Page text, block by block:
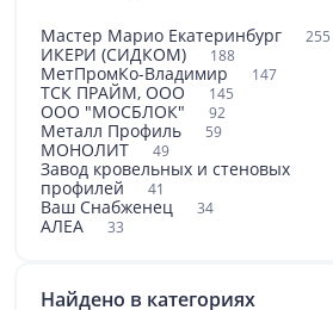
Мастер Марио Екатеринбург 255
ИКЕРИ (СИДКОМ) 188
МетПромКо-Владимир 147
ТСК ПРАЙМ, ООО 145
ООО "МОСБЛОК" 92
Металл Профиль 59
МОНОЛИТ 49
Завод кровельных и стеновых
профилей
41
Ваш Снабженец 34
АЛЕА 33
Найдено в категориях